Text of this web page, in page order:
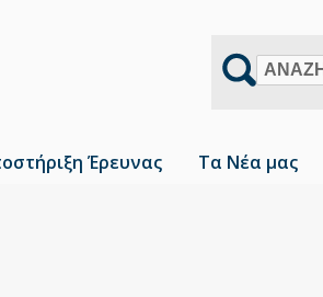
Αναζήτηση
Έρευνας Τα Νέα μας